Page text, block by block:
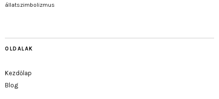
állatszimbolizmus
OLDALAK
Kezdőlap
Blog